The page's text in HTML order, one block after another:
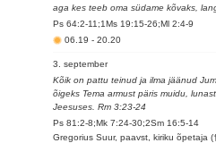
aga kes teeb oma südame kõvaks,
Ps 64:2-11;1Ms 19:15-26;Ml 2:4-9
06.19-20.20
3. september
Kõik on pattu teinud ja ilma jäänud
õigeks Tema armust päris muidu,
Jeesuses. Rm 3:23-24
Ps 81:2-8;Mk 7:24-30;2Sm 16:5-14
Gregorius Suur, paavst, kiriku õpetaja